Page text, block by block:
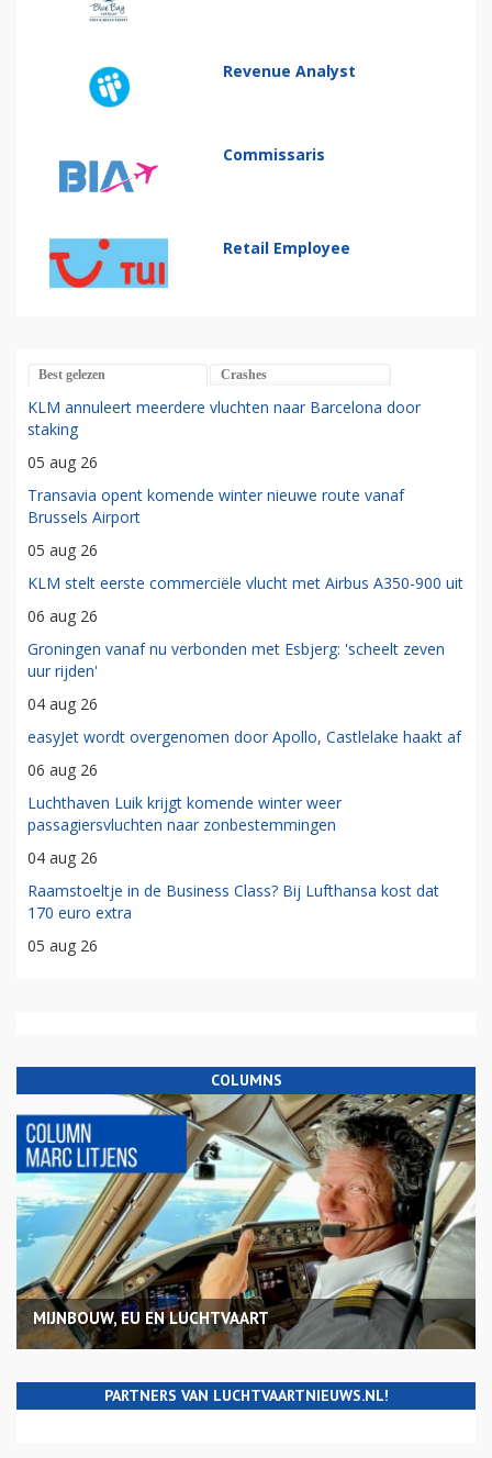
Revenue Analyst
Commissaris
Retail Employee
Best gelezen Crashes
KLM annuleert meerdere vluchten naar Barcelona door
staking
05 aug 26
Transavia opent komende winter nieuwe route vanaf
Brussels Airport
05 aug 26
KLM stelt eerste commerciële vlucht met Airbus A350-900 uit
06 aug 26
Groningen vanaf nu verbonden met Esbjerg: 'scheelt zeven
uur rijden'
04 aug 26
easyJet wordt overgenomen door Apollo, Castlelake haakt af
06 aug 26
Luchthaven Luik krijgt komende winter weer
passagiersvluchten naar zonbestemmingen
04 aug 26
Raamstoeltje in de Business Class? Bij Lufthansa kost dat
170 euro extra
05 aug 26
COLUMNS
MIJNBOUW, EU EN LUCHTVAART
PARTNERS VAN LUCHTVAARTNIEUWS.NL!